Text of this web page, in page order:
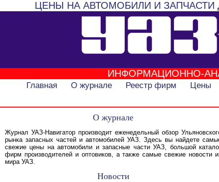
ЦЕНЫ НА АВТОМОБИЛИ И
ИНФОРМАЦИОННО-
Главная О журнале Реестр фирм Цены
О журнале
Журнал УАЗ-Навигатор производит еженедельный обзор
рынка запасных частей и автомобилей УАЗ. Здесь вы найдете
свежие цены на автомобили и запасные части УАЗ, большой
фирм производителей и оптовиков, а также самые свежие новости
мира УАЗ.
Новости